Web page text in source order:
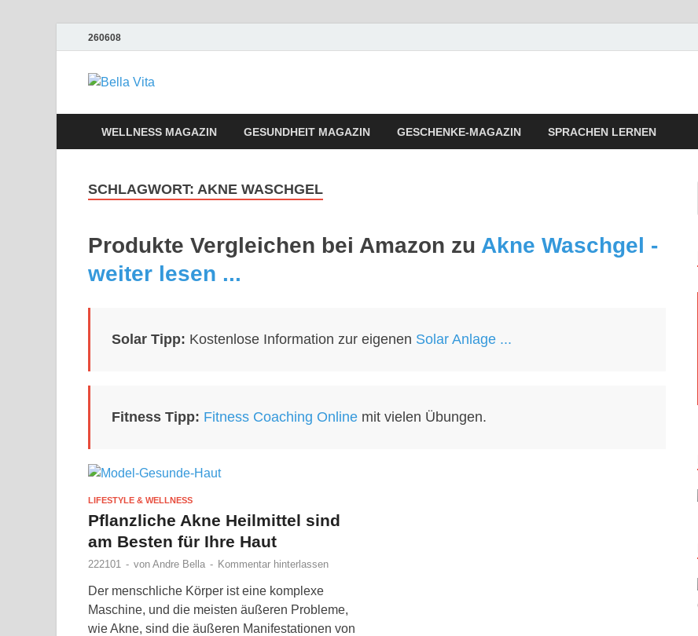
260608
Bella Vita Wellness Fitness Tipps
WELLNESS MAGAZIN GESUNDHEIT MAGAZIN GESCHENKE-MAGAZIN SPRACHEN LERNEN
SCHLAGWORT: AKNE WASCHGEL
Produkte Vergleichen bei Amazon zu Akne Waschgel -
weiter lesen ...
Solar Tipp: Kostenlose Information zur eigenen Solar Anlage ...
Fitness Tipp: Fitness Coaching Online mit vielen Übungen.
LIFESTYLE & WELLNESS
Pflanzliche Akne Heilmittel sind
am Besten für Ihre Haut
222101 - von Andre Bella - Kommentar hinterlassen
Der menschliche Körper ist eine komplexe
Maschine, und die meisten äußeren Probleme,
wie Akne, sind die äußeren Manifestationen von